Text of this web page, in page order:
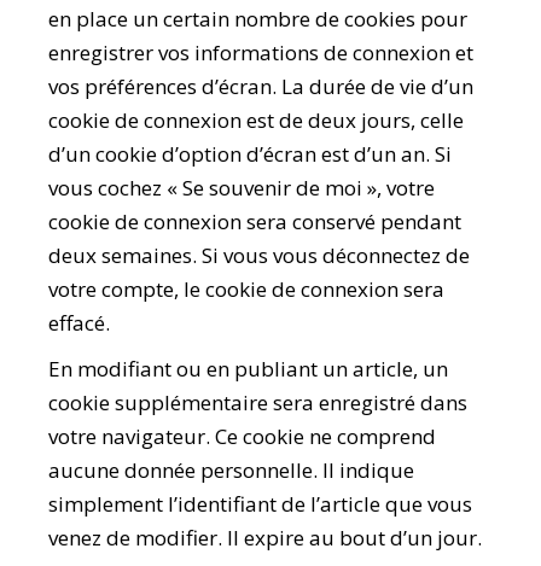
en place un certain nombre de cookies pour
enregistrer vos informations de connexion et
vos préférences d’écran. La durée de vie d’un
cookie de connexion est de deux jours, celle
d’un cookie d’option d’écran est d’un an. Si
vous cochez « Se souvenir de moi », votre
cookie de connexion sera conservé pendant
deux semaines. Si vous vous déconnectez de
votre compte, le cookie de connexion sera
effacé.
En modifiant ou en publiant un article, un
cookie supplémentaire sera enregistré dans
votre navigateur. Ce cookie ne comprend
aucune donnée personnelle. Il indique
simplement l’identifiant de l’article que vous
venez de modifier. Il expire au bout d’un jour.